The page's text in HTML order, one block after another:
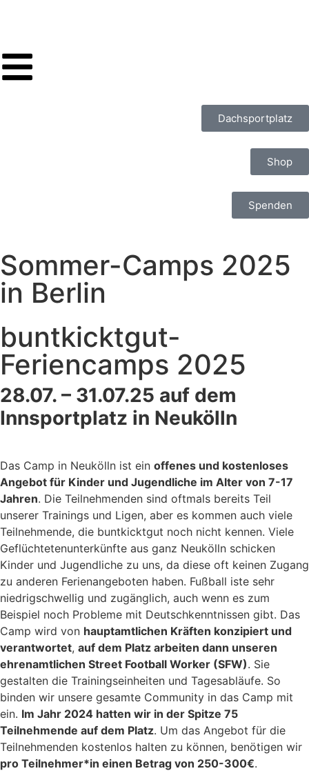
Dachsportplatz
Shop
Spenden
Sommer-Camps 2025
in Berlin
buntkicktgut-
Feriencamps 2025
28.07. – 31.07.25 auf dem
Innsportplatz in Neukölln
Das Camp in Neukölln ist ein offenes und kostenloses
Angebot für Kinder und Jugendliche im Alter von 7-17
Jahren. Die Teilnehmenden sind oftmals bereits Teil
unserer Trainings und Ligen, aber es kommen auch viele
Teilnehmende, die buntkicktgut noch nicht kennen. Viele
Geflüchtetenunterkünfte aus ganz Neukölln schicken
Kinder und Jugendliche zu uns, da diese oft keinen Zugang
zu anderen Ferienangeboten haben. Fußball iste sehr
niedrigschwellig und zugänglich, auch wenn es zum
Beispiel noch Probleme mit Deutschkenntnissen gibt. Das
Camp wird von hauptamtlichen Kräften konzipiert und
verantwortet, auf dem Platz arbeiten dann unseren
ehrenamtlichen Street Football Worker (SFW). Sie
gestalten die Trainingseinheiten und Tagesabläufe. So
binden wir unsere gesamte Community in das Camp mit
ein. Im Jahr 2024 hatten wir in der Spitze 75
Teilnehmende auf dem Platz. Um das Angebot für die
Teilnehmenden kostenlos halten zu können, benötigen wir
pro Teilnehmer*in einen Betrag von 250-300€.